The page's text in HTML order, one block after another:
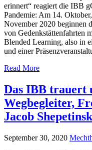
erinnert“ reagiert die IBB
Pandemie: Am 14.
November 2020 beginnen
von Gedenkstättenfahrten
Blended Learning, also in
und einer
Read More
Das IBB trauert
Wegbegleiter,
Jacob
September 30, 2020